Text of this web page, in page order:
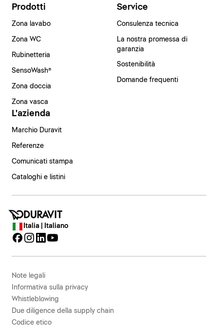
Prodotti
Zona lavabo
Zona WC
Rubinetteria
SensoWash®
Zona doccia
Zona vasca
Service
Consulenza tecnica
La nostra promessa di
garanzia
Sostenibilità
Domande frequenti
L'azienda
Marchio Duravit
Referenze
Comunicati stampa
Cataloghi e listini
Italia | Italiano
Note legali
Informativa sulla privacy
Whistleblowing
Due diligence della supply chain
Codice etico